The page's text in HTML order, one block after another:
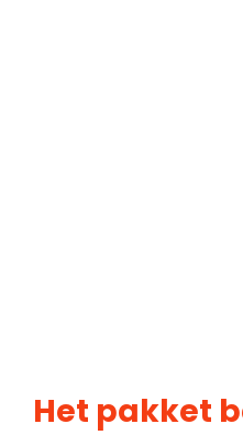
Het pakket